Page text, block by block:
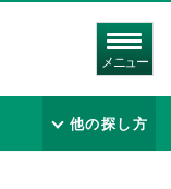
メニュー
他の探し方